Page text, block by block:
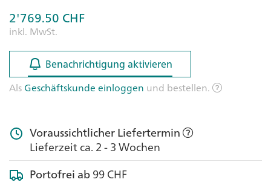
2'769.50 CHF
inkl. MwSt.
Benachrichtigung aktivieren
Benachrichtigung aktivieren
AlsGeschäftskunde einloggen und bestellen.
Voraussichtlicher Liefertermin
Lieferzeit ca. 2 - 3 Wochen
Portofrei ab99 CHF